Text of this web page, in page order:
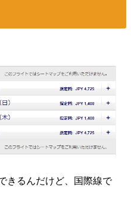
きるんだけど、国際線で